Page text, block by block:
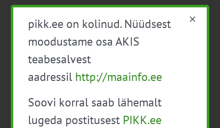
Detailid
Kuupäev:
6. märts 2025
pikk.ee on kolinud. Nüüdsest
moodustame osa AKIS
teabesalvest
aadressil http://maainfo.ee
Soovi korral saab lähemalt
lugeda postitusest PIKK.ee